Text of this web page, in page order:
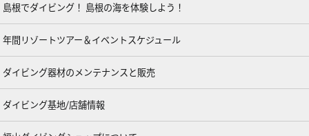
島根でダイビング！ 島根の海を体験しよう！
年間リゾートツアー＆イベントスケジュール
ダイビング器材のメンテナンスと販売
ダイビング基地/店舗情報